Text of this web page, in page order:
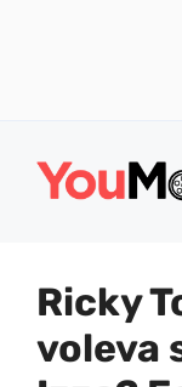
Ricky
voleva